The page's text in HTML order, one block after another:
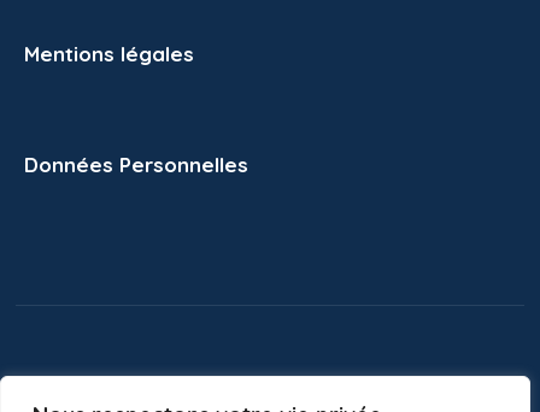
Mentions légales
Données Personnelles